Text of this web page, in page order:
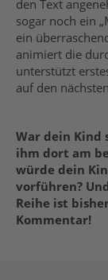
den Text
sogar noch ein
ein
animiert die
unterstützt
auf den
War dein Kind
ihm dort am
würde dein
vorführen?
Reihe ist
Kommentar!